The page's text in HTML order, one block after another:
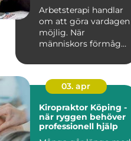
Arbetsterapi handlar
om att göra vardagen
möjlig. När
människors förmåga
eller k...
03. apr
Kiropraktor Köping -
när ryggen behöver
professionell hjälp